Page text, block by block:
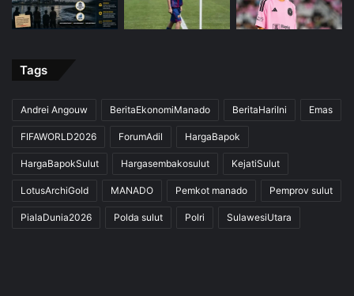
Tags
Andrei Angouw BeritaEkonomiManado BeritaHariIni Emas
FIFAWORLD2026 ForumAdil HargaBapok
HargaBapokSulut Hargasembakosulut KejatiSulut
LotusArchiGold MANADO Pemkot manado Pemprov sulut
PialaDunia2026 Polda sulut Polri SulawesiUtara